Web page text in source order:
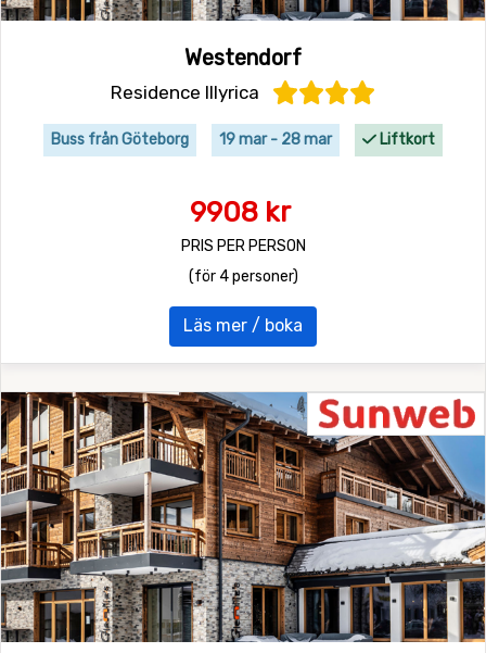
Westendorf
Residence Illyrica
Buss från Göteborg 19 mar - 28 mar Liftkort
9908 kr
PRIS PER PERSON
(för 4 personer)
Läs mer / boka